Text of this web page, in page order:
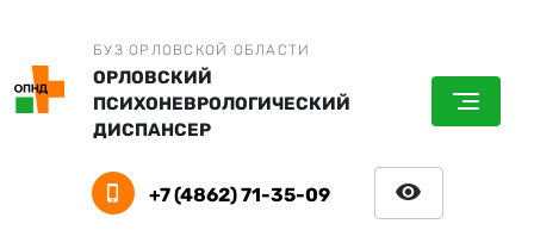
БУЗ ОРЛОВСКОЙ ОБЛАСТИ
ОРЛОВСКИЙ
ПСИХОНЕВРОЛОГИЧЕСКИЙ
ДИСПАНСЕР
+7 (4862) 71-35-09